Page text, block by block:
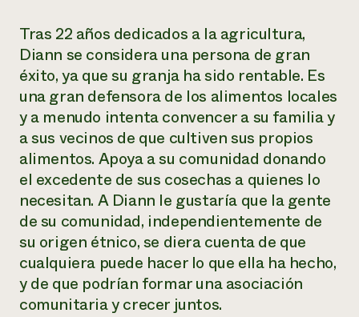
Tras 22 años dedicados a la agricultura,
Diann se considera una persona de gran
éxito, ya que su granja ha sido rentable. Es
una gran defensora de los alimentos locales
y a menudo intenta convencer a su familia y
a sus vecinos de que cultiven sus propios
alimentos. Apoya a su comunidad donando
el excedente de sus cosechas a quienes lo
necesitan. A Diann le gustaría que la gente
de su comunidad, independientemente de
su origen étnico, se diera cuenta de que
cualquiera puede hacer lo que ella ha hecho,
y de que podrían formar una asociación
comunitaria y crecer juntos.